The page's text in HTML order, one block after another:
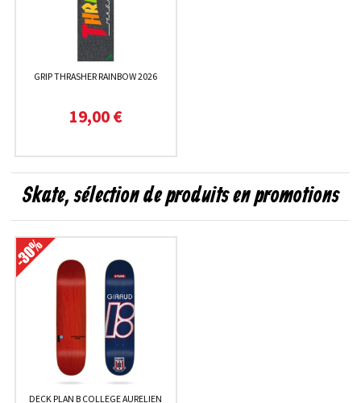
GRIP THRASHER RAINBOW 2026
19,00 €
Skate, sélection de produits en promotions
DECK PLAN B COLLEGE AURELIEN